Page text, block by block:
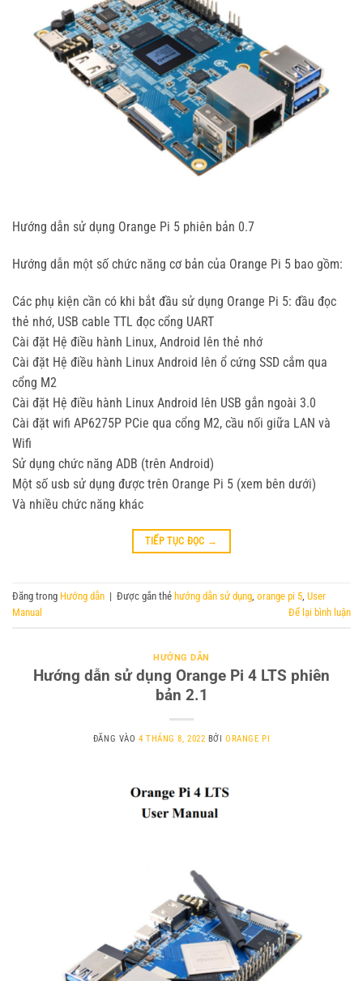
Hướng dẫn sử dụng Orange Pi 5 phiên bản 0.7
Hướng dẫn một số chức năng cơ bản của Orange Pi 5 bao gồm:
Các phụ kiện cần có khi bắt đầu sử dụng Orange Pi 5: đầu đọc
thẻ nhớ, USB cable TTL đọc cổng UART
Cài đặt Hệ điều hành Linux, Android lên thẻ nhớ
Cài đặt Hệ điều hành Linux Android lên ổ cứng SSD cắm qua
cổng M2
Cài đặt Hệ điều hành Linux Android lên USB gắn ngoài 3.0
Cài đặt wifi AP6275P PCie qua cổng M2, cầu nối giữa LAN và
Wifi
Sử dụng chức năng ADB (trên Android)
Một số usb sử dụng được trên Orange Pi 5 (xem bên dưới)
Và nhiều chức năng khác
TIẾP TỤC ĐỌC →
Đăng trong Hướng dẫn | Được gắn thẻ hướng dẫn sử dụng, orange pi 5, User
Manual
Để lại bình luận
HƯỚNG DẪN
Hướng dẫn sử dụng Orange Pi 4 LTS phiên
bản 2.1
ĐĂNG VÀO 4 THÁNG 8, 2022 BỞIORANGE PI